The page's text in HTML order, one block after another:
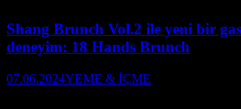
Shang Brunch Vol.2 ile yeni bir
deneyim: 18 Hands Brunch
07.06.2024YEME & İÇME